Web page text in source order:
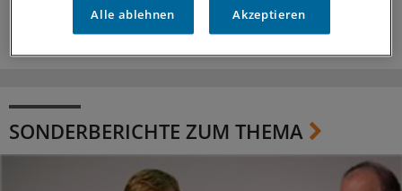
SONDERBERICHTE ZUM THEMA
Alle ablehnen Akzeptieren